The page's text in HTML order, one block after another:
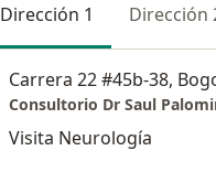
Dirección 1 Dirección
Carrera 22 #45b-38,
Consultorio Dr Saul
Visita Neurología